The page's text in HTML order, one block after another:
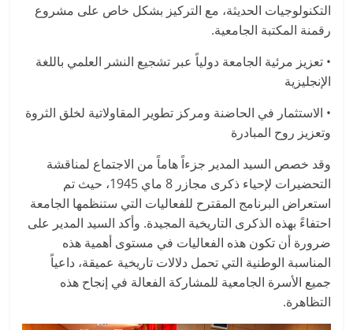
التكنولوجيات الحديثة، مع التركيز بشكل خاص على مشروع
رقمنة المكتبة الجامعية.
• تعزيز مرئية الجامعة دولياً عبر تشجيع النشر العلمي باللغة
الإنجليزية
• الاستثمار في الحاضنة ومركز تطوير المقاولاتية لخلق الثروة
وتعزيز روح المبادرة
وقد خصص السيد المدير جزءاً هاماً من الاجتماع لمناقشة
التحضيرات لإحياء ذكرى مجازر 8 ماي 1945، حيث تم
استعراض البرنامج المقترح للفعاليات التي ستنظمها الجامعة
احتفاءً بهذه الذكرى التاريخية المجيدة. وأكد السيد المدير على
ضرورة أن تكون هذه الفعاليات في مستوى أهمية هذه
المناسبة الوطنية التي تحمل دلالات تاريخية عميقة، داعياً
جميع الأسرة الجامعية للمشاركة الفعالة في إنجاح هذه
التظاهرة.